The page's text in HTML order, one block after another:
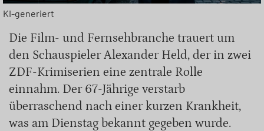
KI-generiert
Die Film- und Fernsehbranche trauert um
den Schauspieler Alexander Held, der in zwei
ZDF-Krimiserien eine zentrale Rolle
einnahm. Der 67-Jährige verstarb
überraschend nach einer kurzen Krankheit,
was am Dienstag bekannt gegeben wurde.